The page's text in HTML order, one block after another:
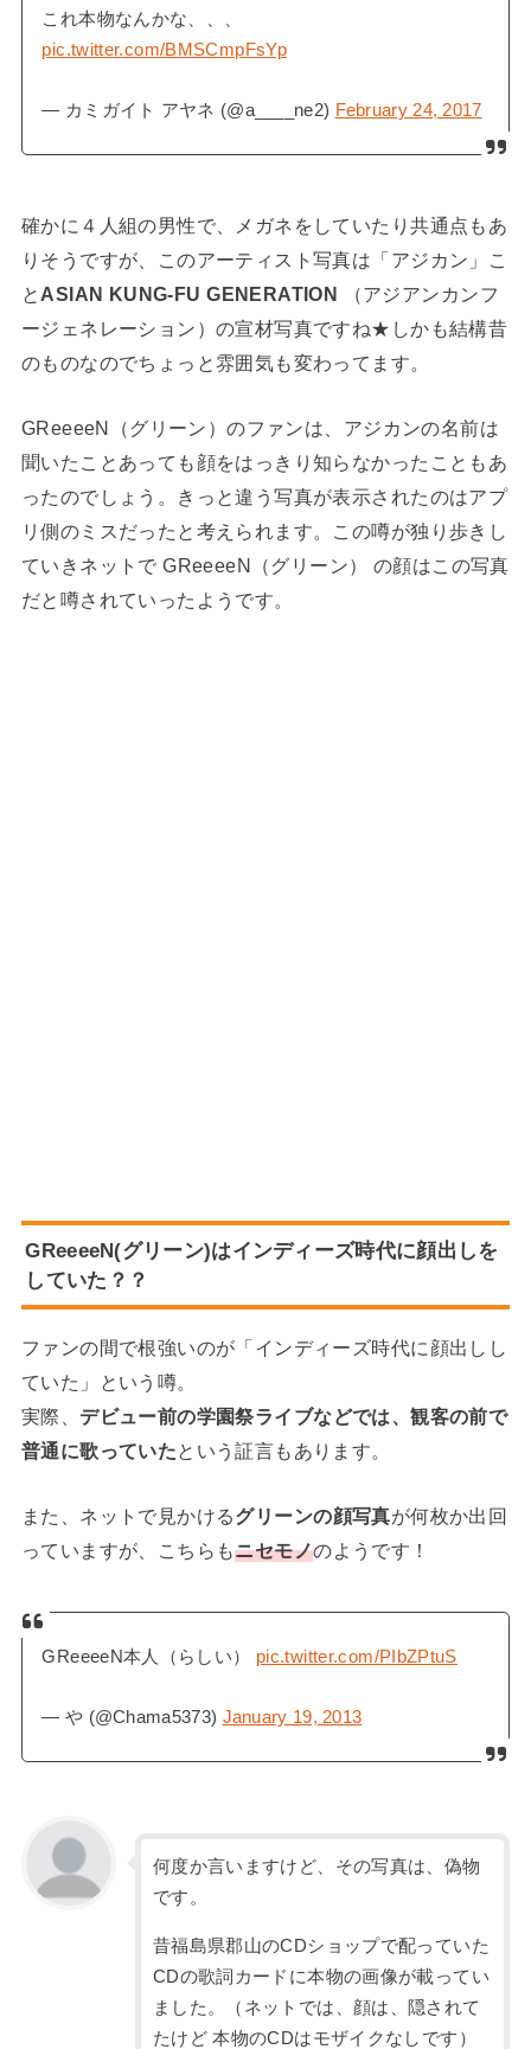
これ本物なんかな、、、
pic.twitter.com/BMSCmpFsYp
— カミガイト アヤネ (@a____ne2) February 24, 2017
確かに４人組の男性で、メガネをしていたり共通点もあ
りそうですが、このアーティスト写真は「アジカン」こ
と ASIAN KUNG-FU GENERATION （アジアンカンフ
ージェネレーション）の宣材写真ですね★しかも結構昔
のものなのでちょっと雰囲気も変わってます。
GReeeeN（グリーン）のファンは、アジカンの名前は
聞いたことあっても顔をはっきり知らなかったこともあ
ったのでしょう。きっと違う写真が表示されたのはアプ
リ側のミスだったと考えられます。この噂が独り歩きし
ていきネットで GReeeeN（グリーン） の顔はこの写真
だと噂されていったようです。
GReeeeN(グリーン)はインディーズ時代に顔出しを
していた？？
ファンの間で根強いのが「インディーズ時代に顔出しし
ていた」という噂。
実際、 デビュー前の学園祭ライブなどでは、観客の前で
普通に歌っていたという証言もあります。
また、ネットで見かけるグリーンの顔写真が何枚か出回
っていますが、こちらもニセモノのようです！
GReeeeN本人（らしい） pic.twitter.com/PIbZPtuS
— や (@Chama5373) January 19, 2013
何度か言いますけど、その写真は、偽物
です。
昔福島県郡山のCDショップで配っていた
CDの歌詞カードに本物の画像が載ってい
ました。（ネットでは、顔は、隠されて
たけど 本物のCDはモザイクなしです）